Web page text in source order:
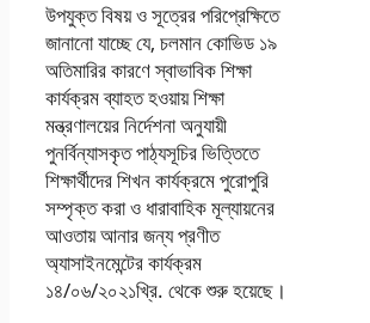
উপযুক্ত বিষয় ও সূত্রের পরিপ্রেক্ষিতে
জানানাে যাচ্ছে যে, চলমান কোভিড ১৯
অতিমারির কারণে স্বাভাবিক শিক্ষা
কার্যক্রম ব্যাহত হওয়ায় শিক্ষা
মন্ত্রণালয়ের নির্দেশনা অনুযায়ী
পুনর্বিন্যাসকৃত পাঠ্যসূচির ভিত্তিতে
শিক্ষার্থীদের শিখন কার্যক্রমে পুরােপুরি
সম্পৃক্ত করা ও ধারাবাহিক মূল্যায়নের
আওতায় আনার জন্য প্রণীত
অ্যাসাইনমেন্টের কার্যক্রম
১৪/০৬/২০২১খ্রি. থেকে শুরু হয়েছে।